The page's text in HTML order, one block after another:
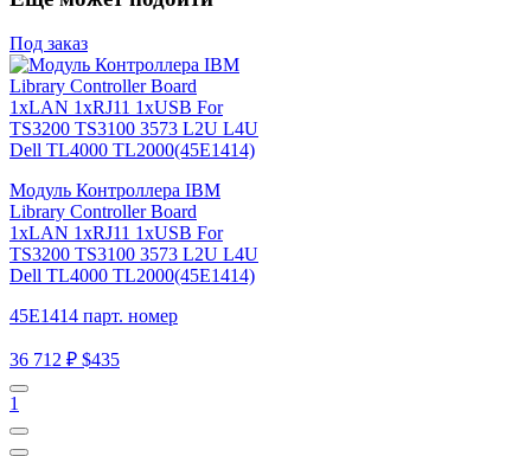
Под заказ
Модуль Контроллера IBM
Library Controller Board
1xLAN 1xRJ11 1xUSB For
TS3200 TS3100 3573 L2U L4U
Dell TL4000 TL2000(45E1414)
45E1414 парт. номер
36 712 ₽ $435
1